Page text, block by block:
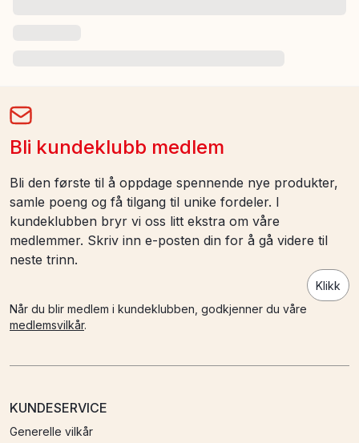
Bli kundeklubb medlem
Bli den første til å oppdage spennende nye produkter,
samle poeng og få tilgang til unike fordeler. I
kundeklubben bryr vi oss litt ekstra om våre
medlemmer. Skriv inn e-posten din for å gå videre til
neste trinn.
Klikk
Når du blir medlem i kundeklubben, godkjenner du våre
medlemsvilkår.
KUNDESERVICE
Generelle vilkår